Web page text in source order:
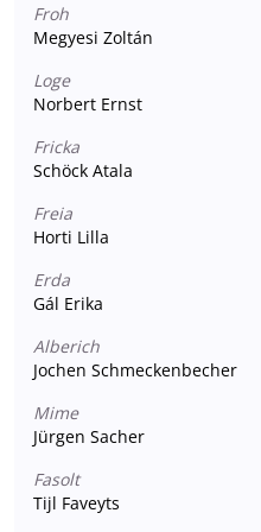
Froh
Megyesi Zoltán
Loge
Norbert Ernst
Fricka
Schöck Atala
Freia
Horti Lilla
Erda
Gál Erika
Alberich
Jochen Schmeckenbecher
Mime
Jürgen Sacher
Fasolt
Tijl Faveyts